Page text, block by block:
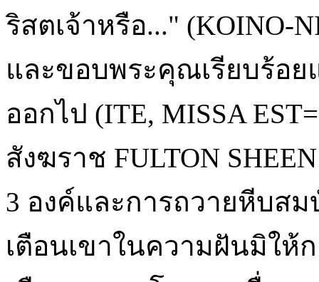
ริสตเจ้าหรือ..." (KOINO-
และขอบพระคุณเรียบร้อ
ออกไป (ITE, MISSA
สังฆราช FULTON
3 องค์และการถวายหีบส
เตือนเขาในความฝันมิให้